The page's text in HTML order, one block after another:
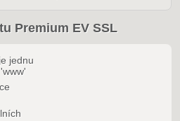
Premium EV SSL
jednu